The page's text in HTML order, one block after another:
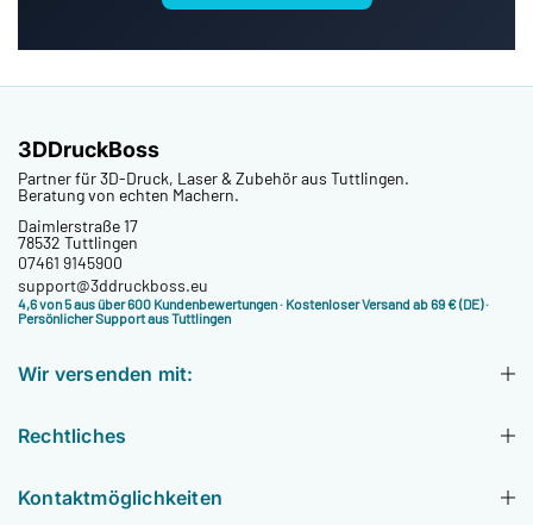
3DDruckBoss
Partner für 3D-Druck, Laser & Zubehör aus Tuttlingen.
Beratung von echten Machern.
Daimlerstraße 17
78532 Tuttlingen
07461 9145900
support@3ddruckboss.eu
4,6 von 5 aus über 600 Kundenbewertungen· Kostenloser Versand ab 69 € (DE) ·
Persönlicher Support aus Tuttlingen
Wir versenden mit:
Rechtliches
Kontaktmöglichkeiten